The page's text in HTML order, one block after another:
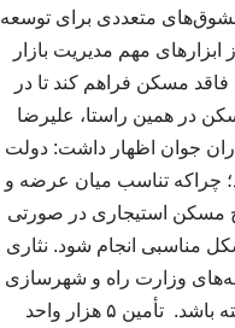
مشوق‌های متعددی برای توسعه
مهم مدیریت بازار
مسکن فراهم کند تا در
در همین راستا، علیرضا
جوان اظهار داشت: دولت
چراکه تناسب میان عرضه و
مسکن استیجاری در صورتی
مناسبی انجام شود. نثاری
وزارت راه و شهرسازی
قرار گیرد و اجرای موفق این طرح می‌تواند آثار مثبتی بر بازار مسکن و اقتصاد کشور داشته باشد. تأمین ۵ هزار واحد